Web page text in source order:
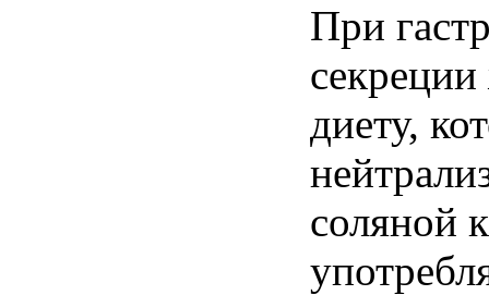
При
диету,
соляной